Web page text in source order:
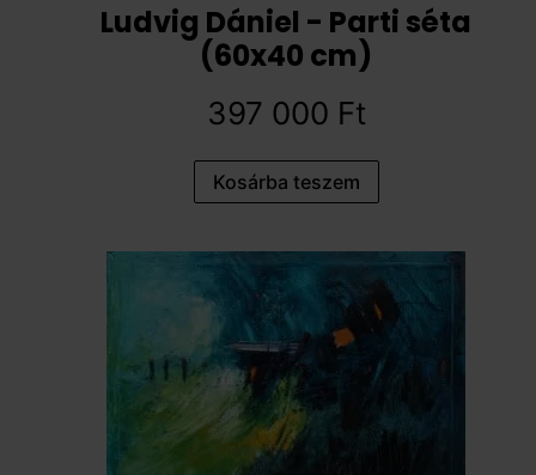
Ludvig Dániel - Parti séta
(60x40 cm)
397 000 Ft
Kosárba teszem